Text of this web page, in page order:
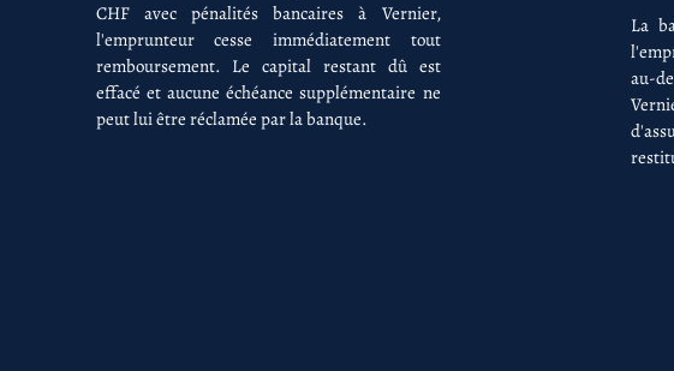
CHF avec pénalités bancaires à Vernier,
l'emprunteur cesse immédiatement tout
remboursement. Le capital restant dû est
effacé et aucune échéance supplémentaire ne
peut lui être réclamée par la banque.
La
au-